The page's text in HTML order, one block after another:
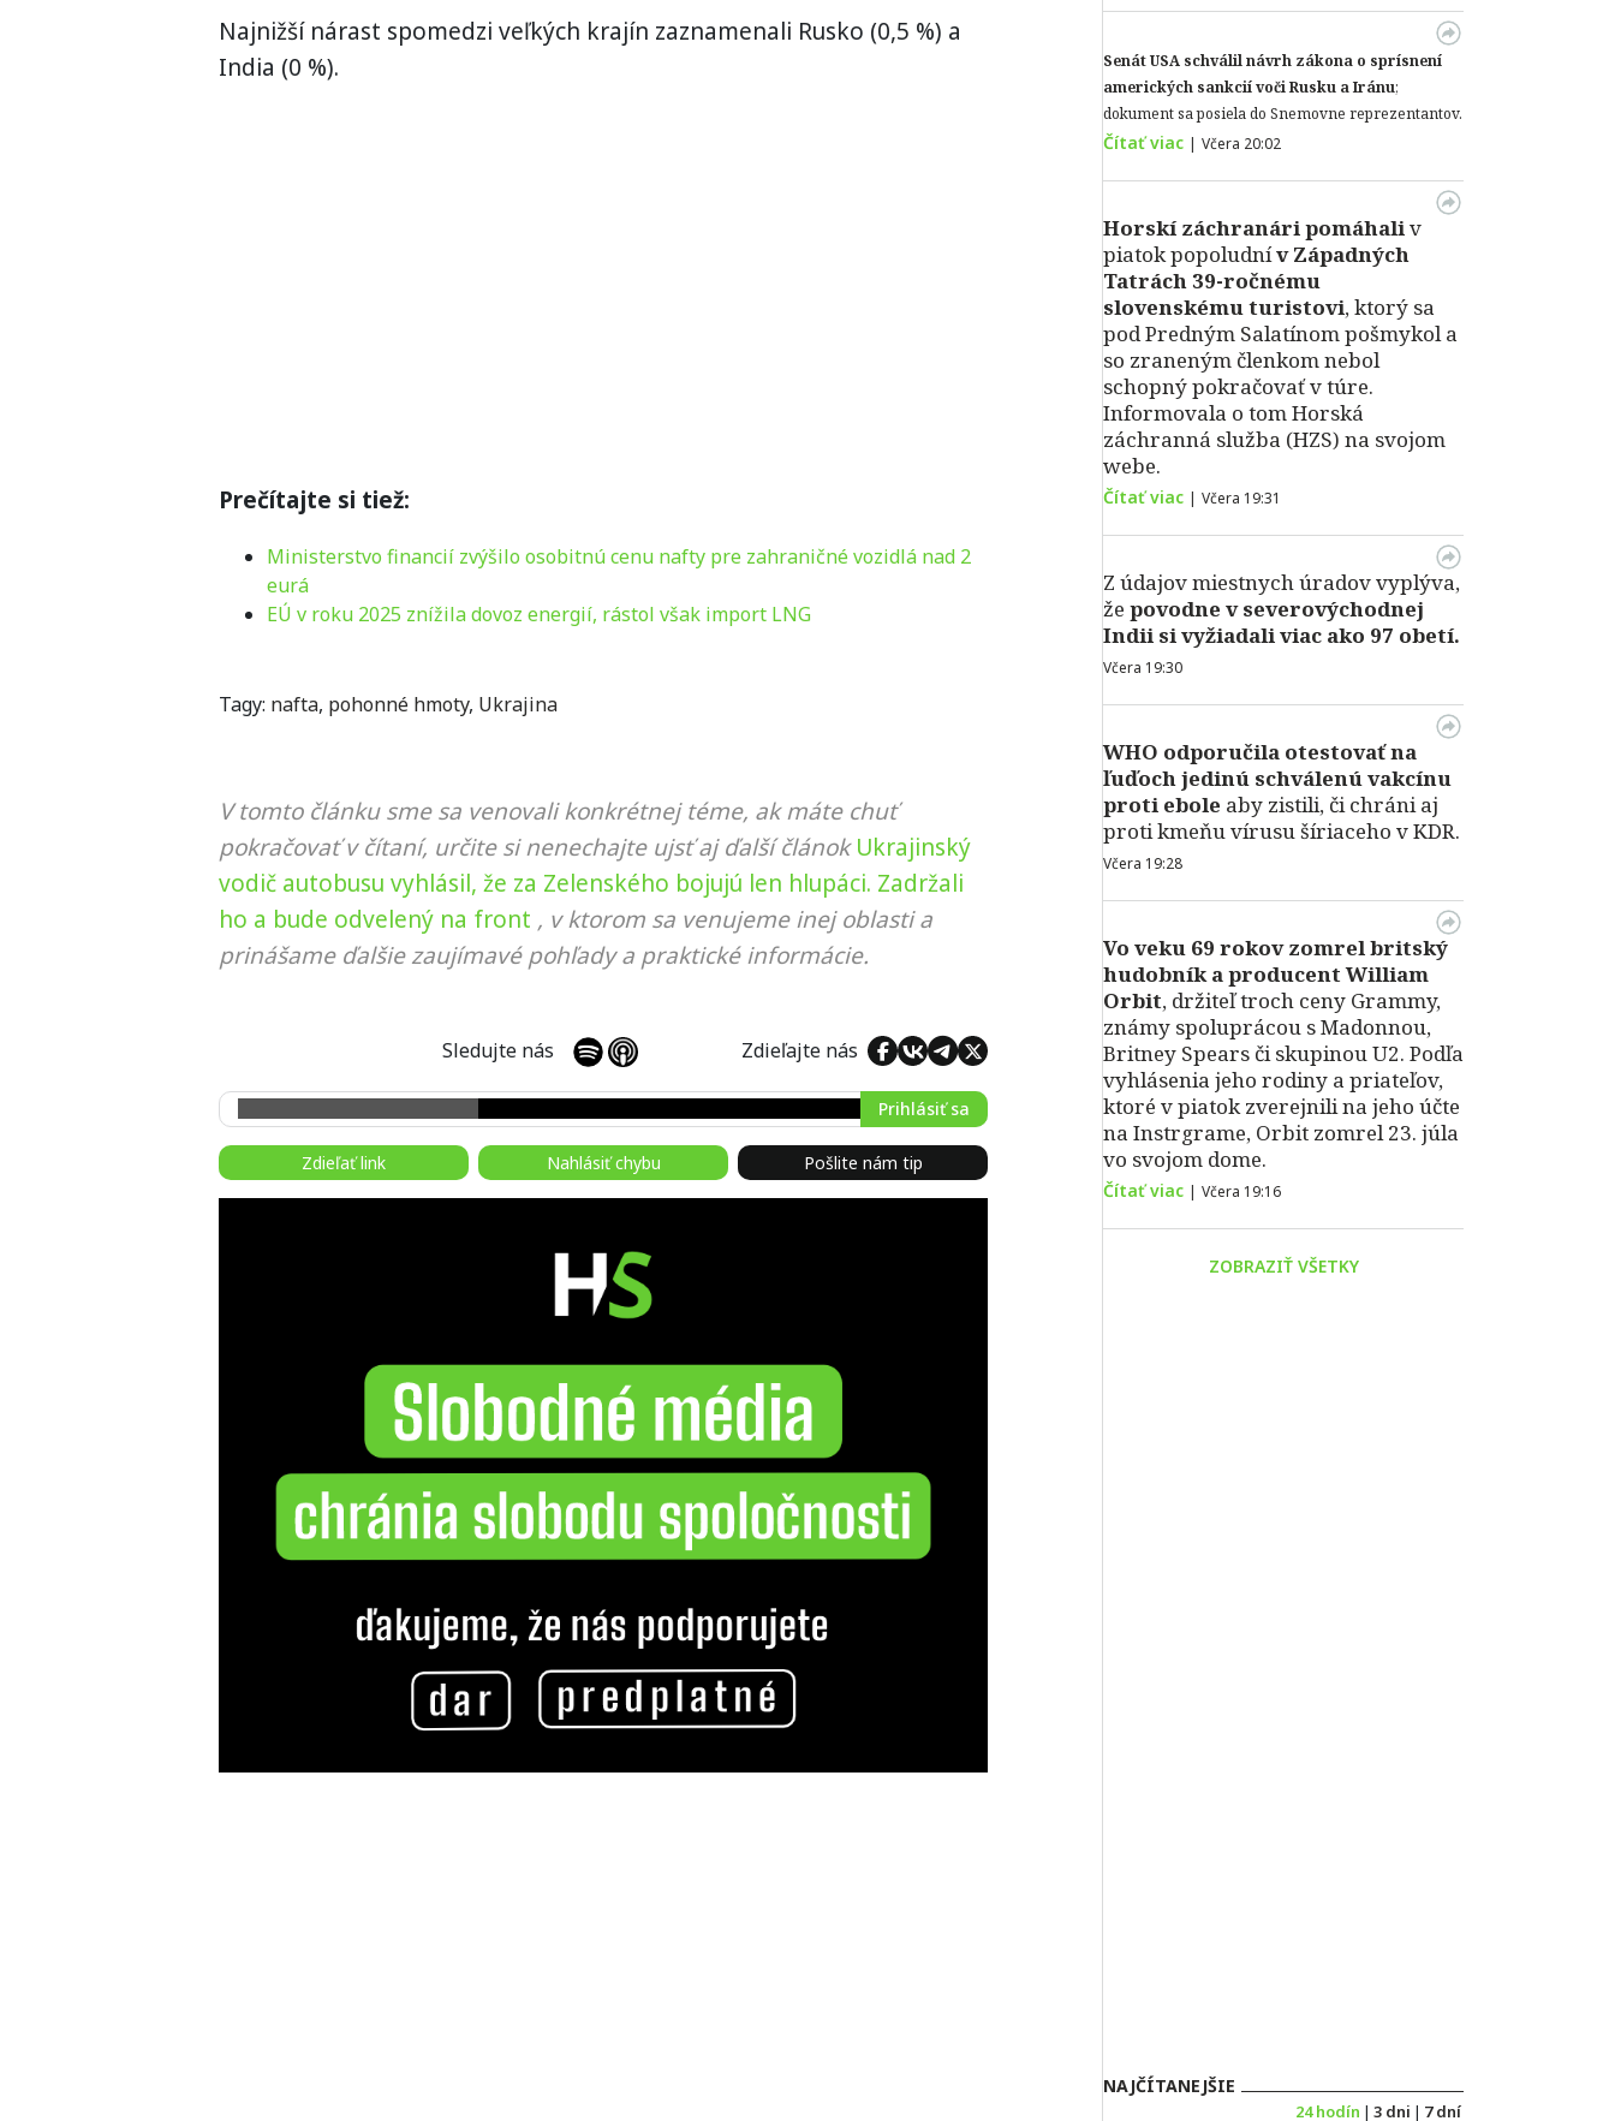
Najnižší nárast spomedzi veľkých krajín zaznamenali Rusko (0,5 %) a
India (0 %).
Prečítajte si tiež:
Ministerstvo financií zvýšilo osobitnú cenu nafty pre zahraničné vozidlá nad 2
eurá
EÚ v roku 2025 znížila dovoz energií, rástol však import LNG
Tagy: nafta, pohonné hmoty, Ukrajina
V tomto článku sme sa venovali konkrétnej téme, ak máte chuť
pokračovať v čítaní, určite si nenechajte ujsť aj ďalší článok Ukrajinský
vodič autobusu vyhlásil, že za Zelenského bojujú len hlupáci. Zadržali
ho a bude odvelený na front , v ktorom sa venujeme inej oblasti a
prinášame ďalšie zaujímavé pohľady a praktické informácie.
Sledujte nás Zdieľajte nás
Prihlásiť sa
Zdieľať link Nahlásiť chybu Pošlite nám tip
Senát USA schválil návrh zákona o sprísnení
amerických sankcií voči Rusku a Iránu;
dokument sa posiela do Snemovne reprezentantov.
Čítať viac | Včera 20:02
Horskí záchranári pomáhaliv
piatok popoludnív Západných
Tatrách 39-ročnému
slovenskému turistovi, ktorý sa
pod Predným Salatínom pošmykol a
so zraneným členkom nebol
schopný pokračovať v túre.
Informovala o tom Horská
záchranná služba (HZS) na svojom
webe.
Čítať viac | Včera 19:31
Z údajov miestnych úradov vyplýva,
že povodne v severovýchodnej
Indii si vyžiadali viac ako 97 obetí.
Včera 19:30
WHO odporučila otestovať na
ľuďoch jedinú schválenú vakcínu
proti ebole aby zistili, či chráni aj
proti kmeňu vírusu šíriaceho v KDR.
Včera 19:28
Vo veku 69 rokov zomrel britský
hudobník a producent William
Orbit, držiteľ troch ceny Grammy,
známy spoluprácou s Madonnou,
Britney Spears či skupinou U2. Podľa
vyhlásenia jeho rodiny a priateľov,
ktoré v piatok zverejnili na jeho účte
na Instrgrame, Orbit zomrel 23. júla
vo svojom dome.
Čítať viac | Včera 19:16
ZOBRAZIŤ VŠETKY
NAJČÍTANEJŠIE
24 hodín | 3 dni | 7 dní